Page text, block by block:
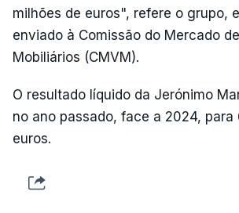
milhões de euros", refere o grupo,
enviado à Comissão do Mercado
Mobiliários (CMVM).
O resultado líquido da Jerónimo
no ano passado, face a 2024, para
euros.